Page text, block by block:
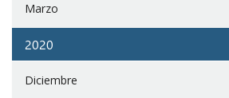
Marzo
2020
Diciembre